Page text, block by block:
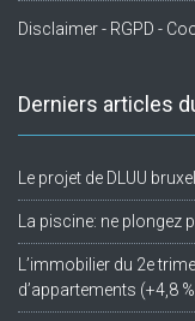
Disclaimer - RGPD -
Derniers articles
Le projet de DLUU
La piscine: ne plongez
L’immobilier du 2e
d’appartements (+4,8